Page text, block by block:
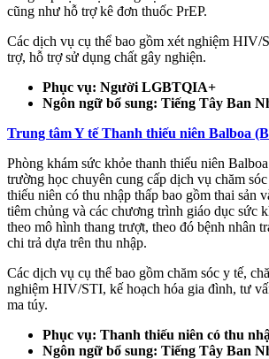
cũng như hỗ trợ kê đơn thuốc PrEP.
Các dịch vụ cụ thể bao gồm xét nghiệm HIV/
trợ, hỗ trợ sử dụng chất gây nghiện.
Phục vụ: Người LGBTQIA+
Ngôn ngữ bổ sung: Tiếng Tây Ban
Trung tâm Y tế Thanh thiếu niên Balboa
Phòng khám sức khỏe thanh thiếu niên
trường học chuyên cung cấp dịch vụ chăm
thiếu niên có thu nhập thấp bao gồm thai sản
tiêm chủng và các chương trình giáo dục sức
theo mô hình thang trượt, theo đó bệnh nhân
chi trả dựa trên thu nhập.
Các dịch vụ cụ thể bao gồm chăm sóc y tế,
nghiệm HIV/STI, kế hoạch hóa gia đình, tư
ma túy.
Phục vụ: Thanh thiếu niên có thu
Ngôn ngữ bổ sung: Tiếng Tây Ban